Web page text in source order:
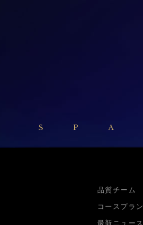
SPA
品質チーム
コースプラン
最新ニュース